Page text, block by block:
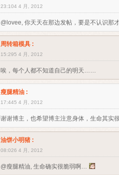
23:104 4 月, 2012
@lovee, 你天天在那边发帖，要是不认识那
周转箱模具 :
15:295 4 月, 2012
唉，每个人都不知道自己的明天……
瘦腿精油 :
17:445 4 月, 2012
谢谢博主，也希望博主注意身体，生命其实很
油饼小明猪 :
08:026 4 月, 2012
@瘦腿精油, 生命确实很脆弱啊…